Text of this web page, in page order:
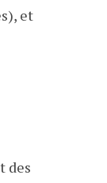
et
des